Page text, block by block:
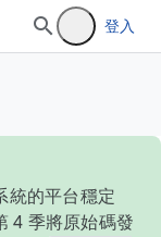
登入
統的平台穩定
4 季將原始碼發